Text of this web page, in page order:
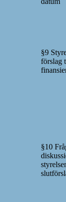
§9
förslag
§10